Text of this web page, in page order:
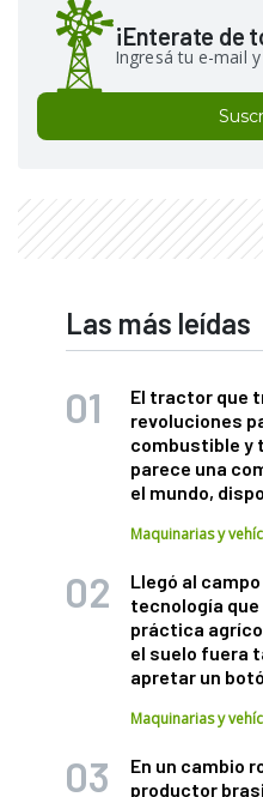
¡Enterate de
Ingresá tu e-mail
Las más leídas
El tractor que
revoluciones
combustible y
parece una
el mundo,
Maquinarias y
Llegó al
tecnología
práctica
el suelo fuera
apretar un
Maquinarias y
En un cambio
productor